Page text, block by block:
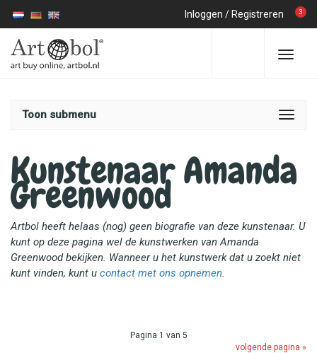
Inloggen / Registreren 3
Toon submenu
Kunstenaar Amanda
Greenwood
Artbol heeft helaas (nog) geen biografie van deze kunstenaar. U
kunt op deze pagina wel de kunstwerken van Amanda
Greenwood bekijken. Wanneer u het kunstwerk dat u zoekt niet
kunt vinden, kunt u contact met ons opnemen.
Pagina 1 van 5
volgende pagina »